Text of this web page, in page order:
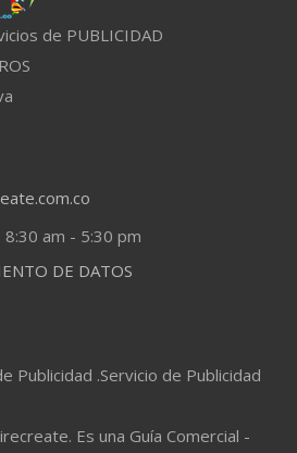
de PUBLICIDAD
am - 5:30 pm
DE DATOS
Publicidad .Servicio de Publicidad
Es una Guía Comercial -